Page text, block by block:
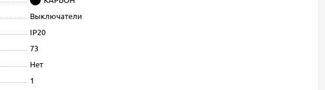
Выключатели
IP20
73
Нет
1